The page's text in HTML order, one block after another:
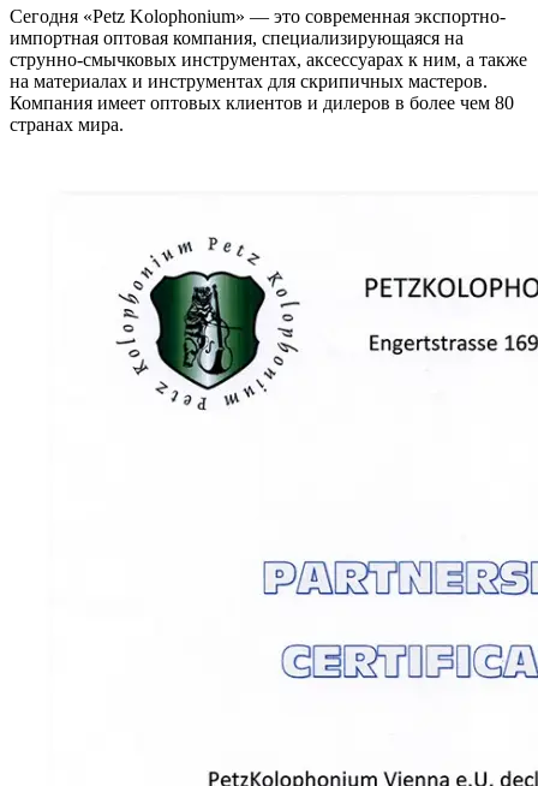
Сегодня «Petz Kolophonium» — это современная экспортно-
импортная оптовая компания, специализирующаяся на
струнно-смычковых инструментах, аксессуарах к ним, а также
на материалах и инструментах для скрипичных мастеров.
Компания имеет оптовых клиентов и дилеров в более чем 80
странах мира.